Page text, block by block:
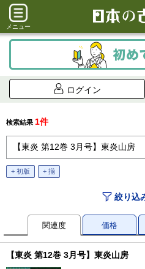
メニュー
ログイン
検索結果 1件
+ 初版 + 揃
絞り込
関連度 価格
【東炎 第12巻 3月号】東炎山房